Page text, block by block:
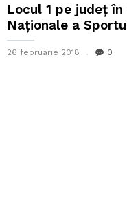
Locul 1 pe județ
Naționale a
26 februarie 2018 0